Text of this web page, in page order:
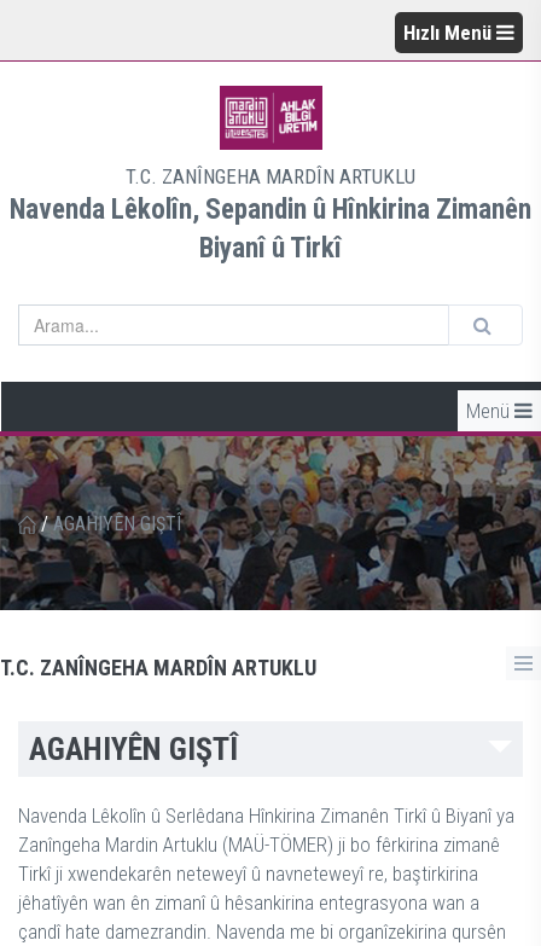
Hızlı Menü
T.C. ZANÎNGEHA MARDÎN ARTUKLU
Navenda Lêkolîn, Sepandin û Hînkirina Zimanên
Biyanî û Tirkî
Menü
/ AGAHIYÊN GIŞTÎ
T.C. ZANÎNGEHA MARDÎN ARTUKLU
AGAHIYÊN GIŞTÎ
Navenda Lêkolîn û Serlêdana Hînkirina Zimanên Tirkî û Biyanî ya
Zanîngeha Mardin Artuklu (MAÜ-TÖMER) ji bo fêrkirina zimanê
Tirkî ji xwendekarên neteweyî û navneteweyî re, baştirkirina
jêhatîyên wan ên zimanî û hêsankirina entegrasyona wan a
çandî hate damezrandin. Navenda me bi organîzekirina qursên